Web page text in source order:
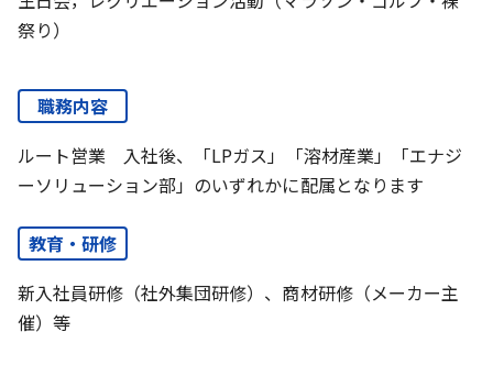
祭り）
職務内容
ルート営業 入社後、「LPガス」「溶材産業」「エナジ
ーソリューション部」のいずれかに配属となります
教育・研修
新入社員研修（社外集団研修）、商材研修（メーカー主
催）等